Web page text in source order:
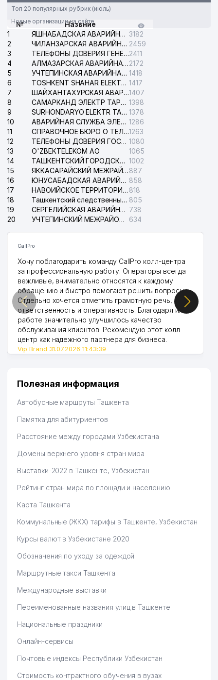
Топ 20 популярных рубрик (июль)
Новые организации на сайте
№
Назвние
1
ЯШНАБАДСКАЯ АВАРИЙНАЯ СЛУЖБА ЭЛЕКТРОСЕТИ 3182
2
ЧИЛАНЗАРСКАЯ АВАРИЙНАЯ СЛУЖБА ЭЛЕКТРОСЕТИ 2459
3
ТЕЛЕФОНЫ ДОВЕРИЯ ГЕНЕРАЛЬНОЙ ПРОКУРАТУРЫ РЕСПУБЛИКИ УЗБЕКИСТАН2411
4
АЛМАЗАРСКАЯ АВАРИЙНАЯ СЛУЖБА ЭЛЕКТРОСЕТИ2172
5
УЧТЕПИНСКАЯ АВАРИЙНАЯ СЛУЖБА ЭЛЕКТРОСЕТИ 1418
6
TOSHKENT SHAHAR ELEKTR TARMOQLARI KORXONASI АО 1417
7
ШАЙХАНТАХУРСКАЯ АВАРИЙНАЯ СЛУЖБА ЭЛЕКТРОСЕТИ1407
8
САМАРКАНД ЭЛЕКТР ТАРМОКЛАРИ АО 1398
9
SURHONDARYO ELEKTR TARMOKLARI АО 1378
10
АВАРИЙНАЯ СЛУЖБА ЭЛЕКТРОСЕТИ ТАШКЕНТСКОГО РАЙОНА 1286
11
СПРАВОЧНОЕ БЮРО О ТЕЛЕФОНАХ ОРГАНИЗАЦИЙ г. ТАШКЕНТА1263
12
ТЕЛЕФОНЫ ДОВЕРИЯ ГОСУДАРСТВЕННОГО ЦЕНТРА ТЕСТИРОВАНИЯ 1080
13
O'ZBEKTELEKOM АО
1065
14
ТАШКЕНТСКИЙ ГОРОДСКОЙ СУД ПО ГРАЖДАНСКИМ ДЕЛАМ 1002
15
ЯККАСАРАЙСКИЙ МЕЖРАЙОННЫЙ СУД ПО ГРАЖДАНСКИМ ДЕЛАМ887
16
ЮНУСАБАДСКАЯ АВАРИЙНАЯ СЛУЖБА ЭЛЕКТРОСЕТИ 858
17
НАВОИЙСКОЕ ТЕРРИТОРИАЛЬНОЕ ПРЕДПРИЯТИЕ ЭЛЕКТРОСЕТИ АО 818
18
Ташкентский следственный изолятор 805
19
СЕРГЕЛИЙСКАЯ АВАРИЙНАЯ СЛУЖБА ЭЛЕКТРОСЕТИ 738
20
УЧТЕПИНСКИЙ МЕЖРАЙОННЫЙ СУД ПО ГРАЖДАНСКИМ ДЕЛАМ 634
CallPro
Хочу поблагодарить команду CallPro колл-центра
за профессиональную работу. Операторы всегда
вежливые, внимательно относятся к каждому
обращению и быстро помогают решить вопросы.
Отдельно хочется отметить грамотную речь,
ответственность и оперативность. Благодаря их
работе значительно улучшилось качество
обслуживания клиентов. Рекомендую этот колл-
центр как надежного партнера для бизнеса.
Vip Brand 31.07.2026 11:43:39
Полезная информация
Автобусные маршруты Ташкента
Памятка для абитуриентов
Расстояние между городами Узбекистана
Домены верхнего уровня стран мира
Выставки-2022 в Ташкенте, Узбекистан
Рейтинг стран мира по площади и населению
Карта Ташкента
Коммунальные (ЖКХ) тарифы в Ташкенте, Узбекистан
Курсы валют в Узбекистане 2020
Обозначения по уходу за одеждой
Маршрутные такси Ташкента
Международные выставки
Переименованные названия улиц в Ташкенте
Национальные праздники
Онлайн-сервисы
Почтовые индексы Республики Узбекистан
Стоимость контрактного обучения в вузах